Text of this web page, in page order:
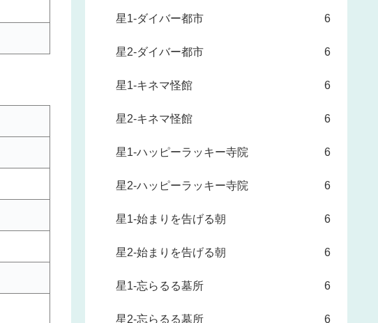
星1-ダイバー都市 6
星2-ダイバー都市 6
星1-キネマ怪館 6
星2-キネマ怪館 6
星1-ハッピーラッキー寺院 6
星2-ハッピーラッキー寺院 6
星1-始まりを告げる朝 6
星2-始まりを告げる朝 6
星1-忘らるる墓所 6
星2-忘らるる墓所 6